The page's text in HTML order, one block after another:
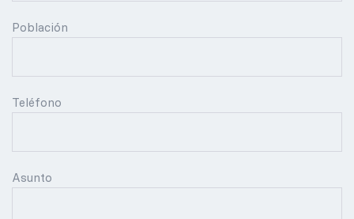
Población
Teléfono
Asunto